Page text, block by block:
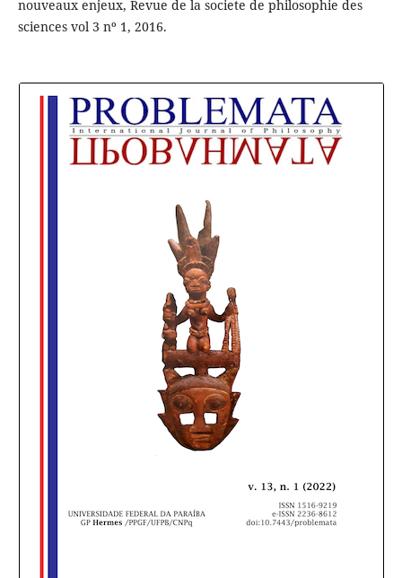
nouveaux enjeux, Revue de la societe de philosophie des
sciences vol 3 nº 1, 2016.